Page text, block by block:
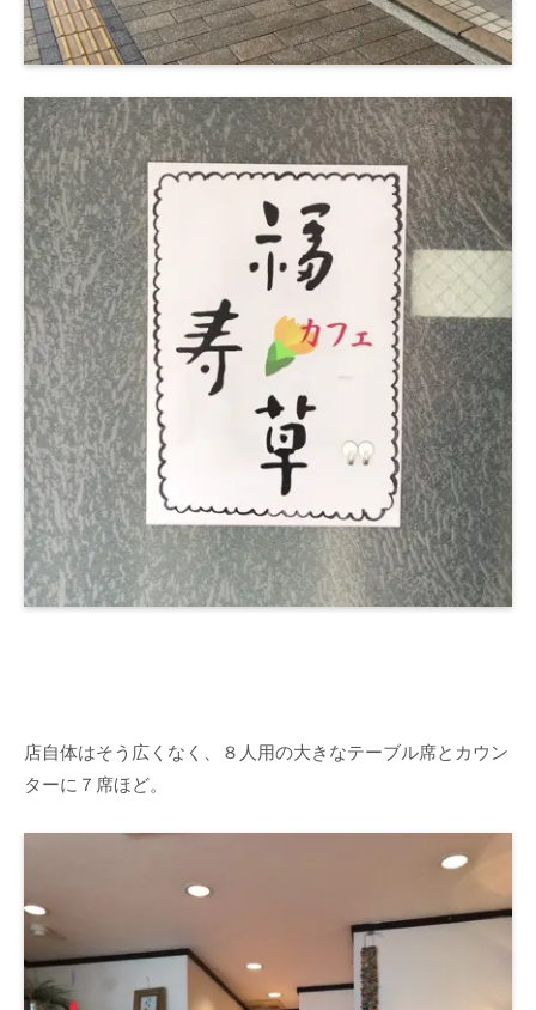
店自体はそう広くなく、８人用の大きなテーブル席とカウン
ターに７席ほど。